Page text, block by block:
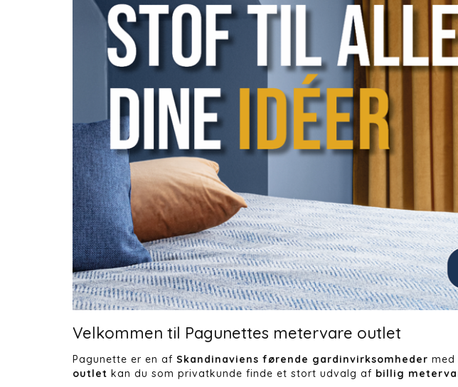
Velkommen til Pagunettes metervare outlet
Pagunette er en af Skandinaviens førende gardinvirksomheder
outlet kan du som privatkunde finde et stort udvalg af billig